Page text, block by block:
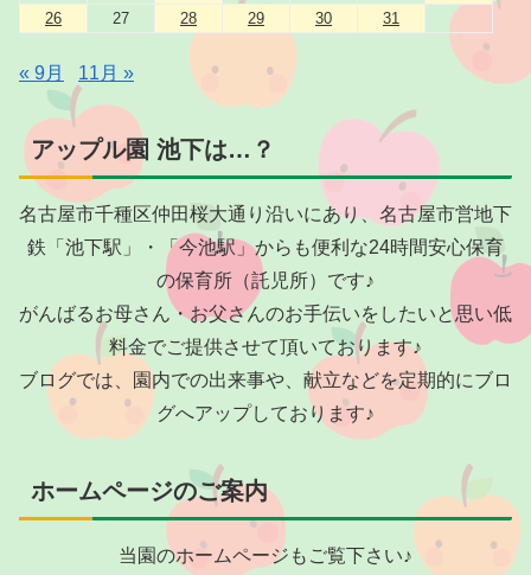
26
27 28 29 30 31
« 9月 11月 »
アップル園 池下は…？
名古屋市千種区仲田桜大通り沿いにあり、名古屋市営地下
鉄「池下駅」・「今池駅」からも便利な24時間安心保育
の保育所（託児所）です♪
がんばるお母さん・お父さんのお手伝いをしたいと思い低
料金でご提供させて頂いております♪
ブログでは、園内での出来事や、献立などを定期的にブロ
グへアップしております♪
ホームページのご案内
当園のホームページもご覧下さい♪